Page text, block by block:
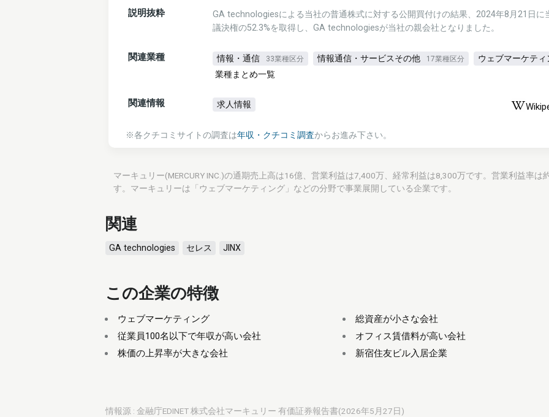
説明抜粋
GA technologiesによる当社の普通株式に対する公開買付けの結果、2024年8月21日に
議決権の52.3%を取得し、GA technologiesが当社の親会社となりました。
関連業種 情報・通信 33業種区分 情報通信・サービスその他 17業種区分
ウェブマーケティ
業種まとめ一覧
関連情報 求人情報
※各クチコミサイトの調査は年収・クチコミ調査からお進み下さい。
マーキュリー(MERCURY INC.)の通期売上高は16億、営業利益は7,400万、経常利益は8,300万です。営業利益率は
す。マーキュリーは「ウェブマーケティング」などの分野で事業展開している企業です。
関連
GA technologies セレス JINX
この企業の特徴
ウェブマーケティング
総資産が小さな会社
従業員100名以下で年収が高い会社
オフィス賃借料が高い会社
株価の上昇率が大きな会社
新宿住友ビル入居企業
情報源 : 金融庁EDINET 株式会社マーキュリー 有価証券報告書(2026年5月27日)